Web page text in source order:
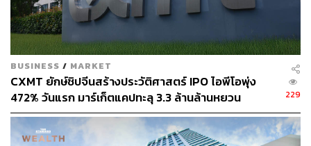
ด้านการเงิน เปิดเผยกับ THE STANDARD WEALTH ว่า การ
ที่ ก.ล.ต. ปรับเปลี่ยนเกณฑ์กำหนดบริษัทจะยื่นไฟลิ่ง จะต้อง
ทำงบการเงินย้อนหลัง 3 ปีล่าสุดเป็นแบบ PAEs นั้น เป็นการ
ยกระดับมาตรฐานบริษัทที่จะเข้าจดทะเบียนในตลาดหลัก
ทรัพย์ฯ ให้ดียิ่งขึ้น รวมถึงมีมาตรฐานของงบการเงินที่มีความ
น่าเชื่อถือมาก่อนหน้าที่จะยื่นไฟลิ่ง อีกทั้งเป็นการยกระดับ
มาตรฐานตลาดทุนของไทยใหม่ให้มีระดับใกล้เคียงกับตลาด
หุ้นสิงคโปร์และฮ่องกงที่ปัจจุบันใช้หลักเกณฑ์เดียวกันนี้แล้ว
BUSINESS / MARKET
CXMT ยักษ์ชิปจีนสร้างประวัติศาสตร์ IPO ไอพีโอพุ่ง
472% วันแรก มาร์เก็ตแคปทะลุ 3.3 ล้านล้านหยวน
229